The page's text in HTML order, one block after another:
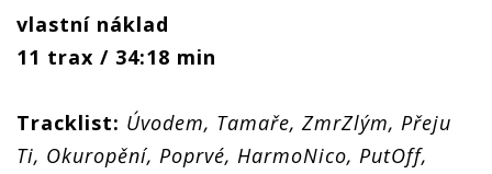
vlastní náklad
11 trax / 34:18 min
Tracklist: Úvodem, Tamaře, ZmrZlým, Přeju
Ti, Okuropění, Poprvé, HarmoNico, PutOff,